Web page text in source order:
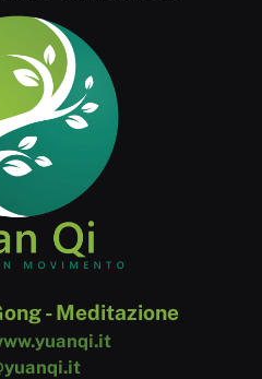
- Meditazione